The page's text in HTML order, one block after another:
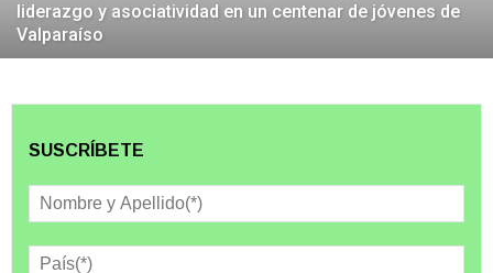
liderazgo y asociatividad en un centenar de jóvenes de
Valparaíso
SUSCRÍBETE